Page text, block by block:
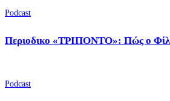
Podcast
Περιοδικο «ΤΡΙΠΟΝΤΟ»: Πώς ο
Podcast